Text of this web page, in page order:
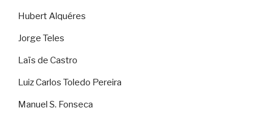
Hubert Alquéres
Jorge Teles
Laïs de Castro
Luiz Carlos Toledo Pereira
Manuel S. Fonseca